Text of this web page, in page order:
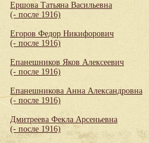
Ершова Татьяна Васильевна
(- после 1916)
Егоров Федор Никифорович
(- после 1916)
Епанешников Яков Алексеевич
(- после 1916)
Епанешникова Анна Александровна
(- после 1916)
Дмитреева Фекла Арсеньевна
(- после 1916)